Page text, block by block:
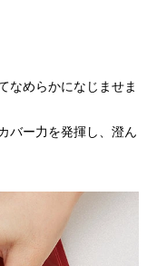
なめらかになじませま
バー力を発揮し、澄ん